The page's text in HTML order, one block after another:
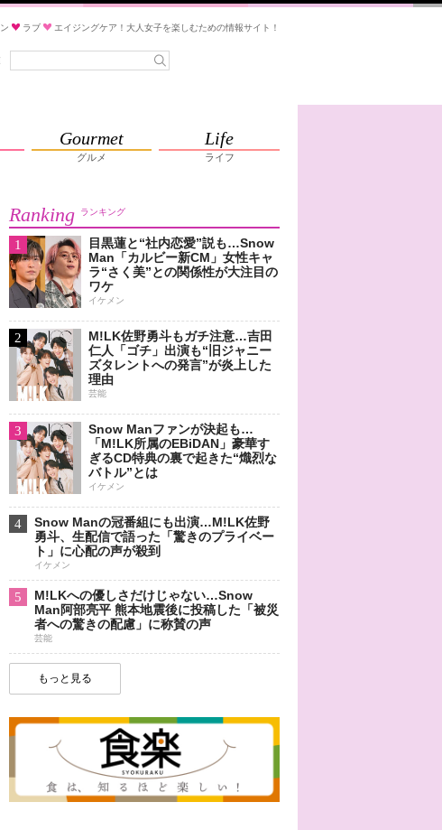
ラブ エイジングケア！大人女子を楽しむための情報サイト！
Gourmet
グルメ
Life
ライフ
Ranking ランキング
1
目黒蓮と“社内恋愛”説も…Snow
Man「カルビー新CM」女性キャ
ラ“さく美”との関係性が大注目の
ワケ
イケメン
2
M!LK佐野勇斗もガチ注意…吉田
仁人「ゴチ」出演も“旧ジャニー
ズタレントへの発言”が炎上した
理由
芸能
3
Snow Manファンが決起も…
「M!LK所属のEBiDAN」豪華す
ぎるCD特典の裏で起きた“熾烈な
バトル”とは
イケメン
4
Snow Manの冠番組にも出演…M!LK佐野
勇斗、生配信で語った「驚きのプライベー
ト」に心配の声が殺到
イケメン
5
M!LKへの優しさだけじゃない…Snow
Man阿部亮平 熊本地震後に投稿した「被災
者への驚きの配慮」に称賛の声
芸能
もっと見る